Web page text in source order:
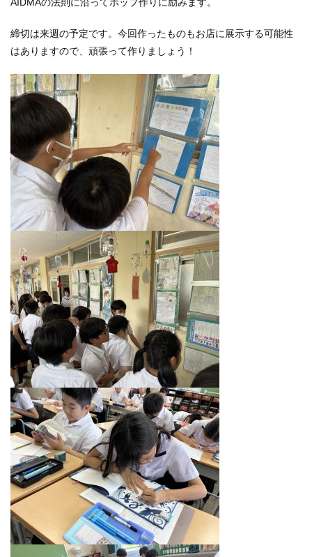
AIDMAの法則に沿ってポップ作りに励みます。
締切は来週の予定です。今回作ったものもお店に展示する可能性
はありますので、頑張って作りましょう！